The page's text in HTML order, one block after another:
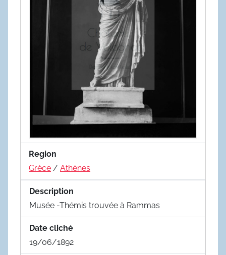
Region
Grèce / Athènes
Description
Musée -Thémis trouvée à Rammas
Date cliché
19/06/1892